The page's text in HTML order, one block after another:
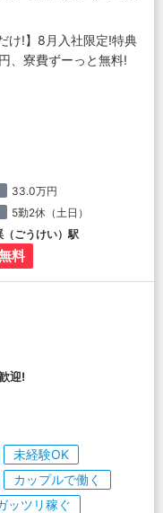
だけ!】8月入社限定!特典
、寮費ずーっと無料!
33.0万円
5勤2休（土日）
ごうけい）駅
料
迎!
未経験OK
カップルで働く
ッツリ稼ぐ